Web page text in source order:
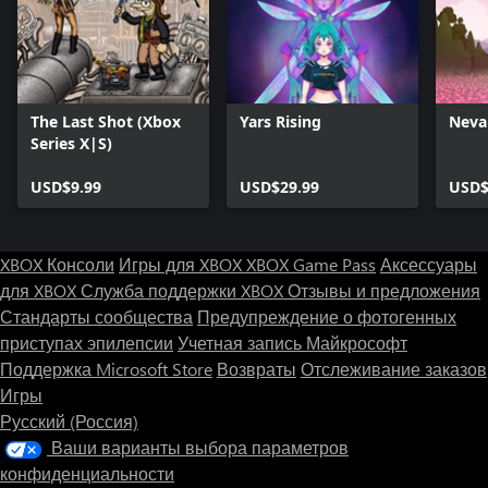
The Last Shot (Xbox
Series X|S)
USD$9.99
Yars Rising
USD$29.99
Neva
XBOX Консоли Игры для XBOXXBOX Game Pass Аксессуары
для XBOXСлужба поддержки XBOXОтзывы и предложения
Стандарты сообщества Предупреждение о фотогенных
приступах эпилепсии Учетная запись Майкрософт
Поддержка Microsoft Store Возвраты Отслеживание заказов
Игры
Русский (Россия)
Ваши варианты выбора параметров
конфиденциальности